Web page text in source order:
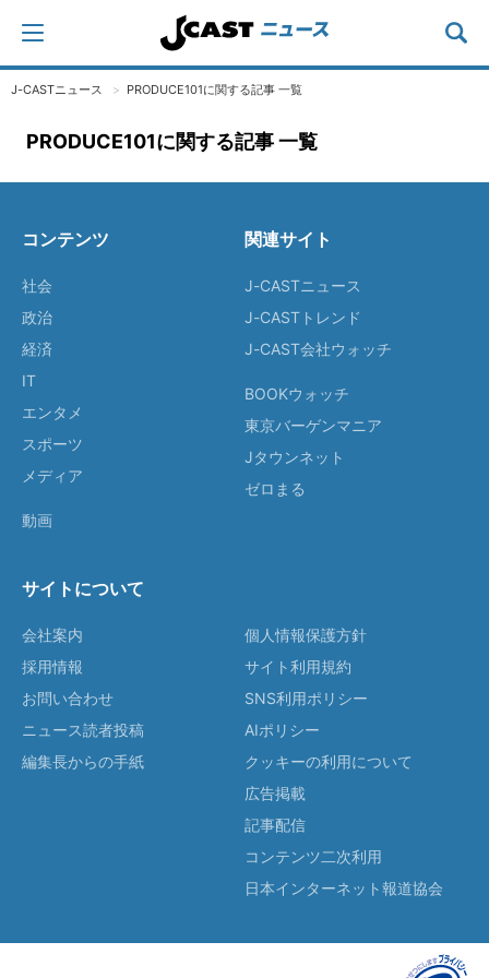
J-CASTニュース PRODUCE101に関する記事 一覧
PRODUCE101に関する記事 一覧
コンテンツ
社会
政治
経済
IT
エンタメ
スポーツ
メディア
動画
関連サイト
J-CASTニュース
J-CASTトレンド
J-CAST会社ウォッチ
BOOKウォッチ
東京バーゲンマニア
Jタウンネット
ゼロまる
サイトについて
会社案内
採用情報
お問い合わせ
ニュース読者投稿
編集長からの手紙
個人情報保護方針
サイト利用規約
SNS利用ポリシー
AIポリシー
クッキーの利用について
広告掲載
記事配信
コンテンツ二次利用
日本インターネット報道協会